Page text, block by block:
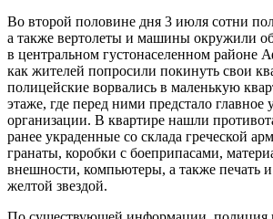
Во второй половине дня 3 июля сотни
а также вертолеты и машины окружили
в центральном густонаселенном районе
как жителей попросили покинуть свои
полицейские ворвались в маленькую
этаже, где перед ними предстало главное
организации. В квартире нашли
ранее украденные со склада греческой
гранаты, коробки с боеприпасами,
внешности, компьютеры, а также печать
желтой звездой.